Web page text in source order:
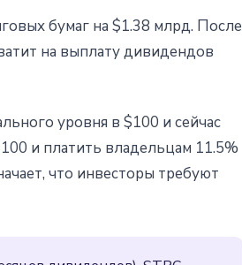
бумаг на $1.38 млрд. После
на выплату дивидендов
уровня в $100 и сейчас
и платить владельцам 11.5%
что инвесторы требуют